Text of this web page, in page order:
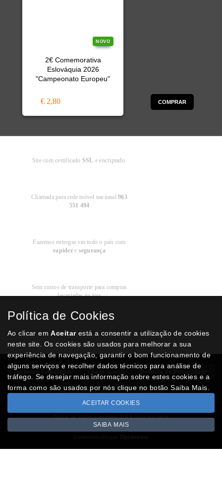
NOVO
2€ Comemorativa
Eslováquia 2026
"Campeonato Europeu"
€ 2,80 COMPRAR
Site com certificado SSL e encriptado.
Chamada para rede móvel nacional963
551 494
Fazemos entregas em todo o país com
rapideze segurança
Sem custos de transporte para compras
levantadas na loja
Modos dePagamento
Multibanco, cartão de crédito, Paypal ou
transferência
Termos e Condições Politica de Privacidade
RAL Livro Reclamações
Todos os valores incluem IVA à taxa em vigor
Copyright © NUMISMATICAJA.com 2026
Política de Cookies
Ao clicar emAceitarestá a consentir a utilização de cookies
neste site. Os cookies são usados para melhorar a sua
experiência de navegação, garantir o bom funcionamento de
alguns serviços e recolher dados técnicos para análise de
tráfego. Se desejar mais informação sobre estes cookies e a
forma como são usados por nós clique no botão Saiba Mais.
ACEITAR COOKIES
SAIBA MAIS